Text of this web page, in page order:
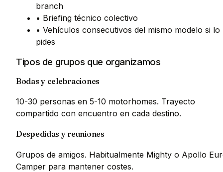
branch
• Briefing técnico colectivo
• Vehículos consecutivos del mismo modelo si lo
pides
Tipos de grupos que organizamos
Bodas y celebraciones
10-30 personas en 5-10 motorhomes. Trayecto
compartido con encuentro en cada destino.
Despedidas y reuniones
Grupos de amigos. Habitualmente Mighty o Apollo
Camper para mantener costes.